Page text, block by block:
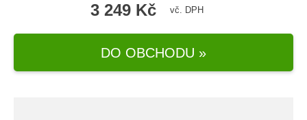
3 249 Kč vč. DPH
DO OBCHODU »